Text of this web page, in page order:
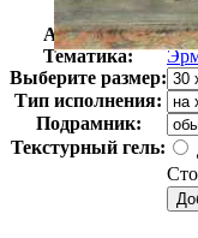
Автор:
Арт-стиль
Тематика:
Выберите размер:
Тип исполнения:
Подрамник:
Текстурный гель: